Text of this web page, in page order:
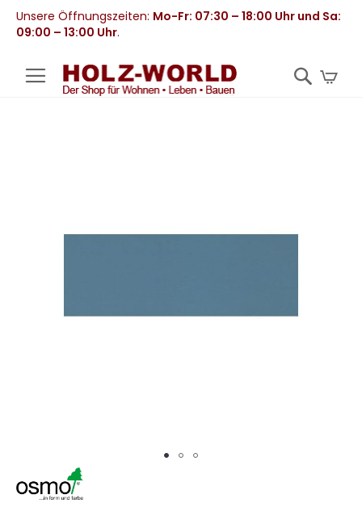
Unsere Öffnungszeiten: Mo-Fr: 07:30 – 18:00 Uhr und Sa:
09:00 – 13:00 Uhr.
Anfang